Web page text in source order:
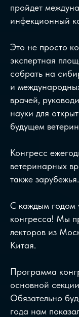
пройдет
инфекционный
Это не просто
экспертная
собрать на
и
врачей,
науки для
будущем
Конгресс
ветеринарных
также зарубежья.
С каждым годом
конгресса! Мы
лекторов из
Китая.
Программа
основной
Обязательно
года нам